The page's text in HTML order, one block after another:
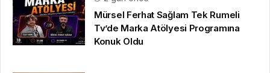
Mürsel Ferhat Sağlam Tek Rumeli
Tv’de Marka Atölyesi Programına
Konuk Oldu